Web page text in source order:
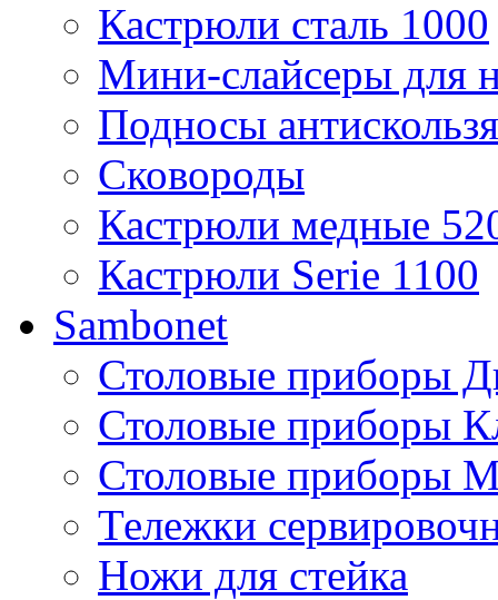
Кастрюли сталь 1000
Мини-слайсеры для
Подносы
Сковороды
Кастрюли медные
Кастрюли Serie 1100
Sambonet
Столовые приборы
Столовые приборы
Столовые приборы
Тележки
Ножи для стейка